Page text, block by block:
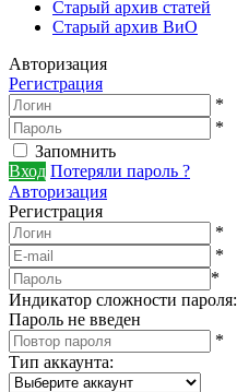
Старый архив статей
Старый архив ВиО
Авторизация
Регистрация
*
*
Запомнить
Вход Потеряли пароль ?
Авторизация
Регистрация
*
*
*
Индикатор сложности пароля:
Пароль не введен
*
Тип аккаунта: